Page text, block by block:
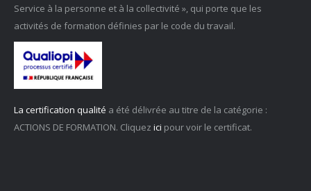
Service à la personne et à la collectivité », qui porte que les
activités de formation définies par le code du travail.
La certification qualité a été délivrée au titre de la catégorie :
ACTIONS DE FORMATION. Cliquez ici pour voir le certificat.